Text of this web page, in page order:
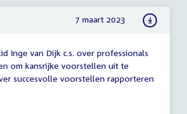
7 maart 2023
Inge van Dijk c.s. over professionals
om kansrijke voorstellen uit te
succesvolle voorstellen rapporteren